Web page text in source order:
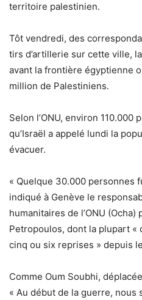
territoire palestinien.
Tôt vendredi, des
tirs d’artillerie sur cette ville,
avant la frontière égyptienne
million de Palestiniens.
Selon l’ONU, environ
qu’Israël a appelé lundi la
évacuer.
« Quelque 30.000 personnes
indiqué à Genève le
humanitaires de l’ONU (Ocha)
Petropoulos, dont la plupart «
cinq ou six reprises » depuis
Comme Oum Soubhi,
« Au début de la guerre, nous